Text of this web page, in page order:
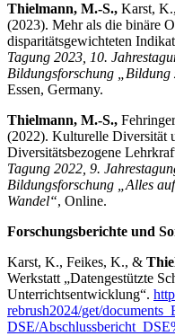
Thielmann, M.-S., Karst,
(2023). Mehr als die binäre
disparitätsgewichteten
Tagung 2023, 10.
Bildungs­forschung „Bildung
Essen, Germany.
Thielmann, M.-S.,
(2022). Kulturelle Diversität
Diversitätsbezogene
Tagung 2022, 9.
Bildungs­forschung „Alles
Wandel“, Online.
Forschungsberichte und
Karst, K., Feikes, K., &
Werkstatt „Datengestützte
Unterrichtsentwicklung“.
rebrush2024/get/
DSE/